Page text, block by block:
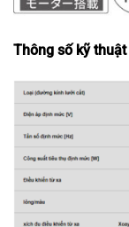
Thông số kỹ thuật